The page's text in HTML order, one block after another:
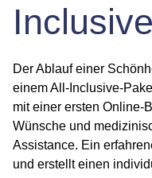
Der Ablauf einer
einem All-Inclusive-
mit einer ersten Online-
Wünsche und
Assistance. Ein
und erstellt einen